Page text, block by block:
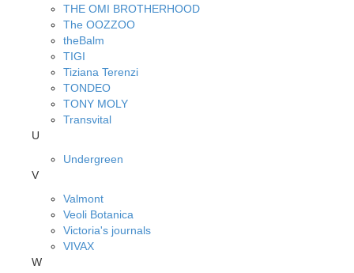
THE OMI BROTHERHOOD
The OOZZOO
theBalm
TIGI
Tiziana Terenzi
TONDEO
TONY MOLY
Transvital
U
Undergreen
V
Valmont
Veoli Botanica
Victoria's journals
VIVAX
W